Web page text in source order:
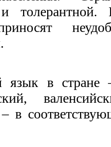
и
язык в
в